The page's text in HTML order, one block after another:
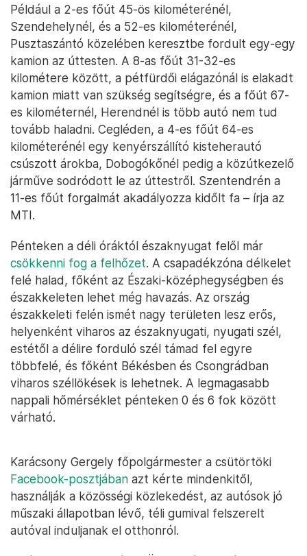
Például a 2-es főút 45-ös kilométerénél,
Szendehelynél, és a 52-es kilométerénél,
Pusztaszántó közelében keresztbe fordult egy-egy
kamion az úttesten. A 8-as főút 31-32-es
kilométere között, a pétfürdői elágazónál is elakadt
kamion miatt van szükség segítségre, és a főút 67-
es kilométernél, Herendnél is több autó nem tud
tovább haladni. Cegléden, a 4-es főút 64-es
kilométerénél egy kenyérszállító kisteherautó
csúszott árokba, Dobogókőnél pedig a közútkezelő
járműve sodródott le az úttestről. Szentendrén a
11-es főút forgalmát akadályozza kidőlt fa – írja az
MTI.
Pénteken a déli óráktól északnyugat felől már
csökkenni fog a felhőzet. A csapadékzóna délkelet
felé halad, főként az Északi-középhegységben és
északkeleten lehet még havazás. Az ország
északkeleti felén ismét nagy területen lesz erős,
helyenként viharos az északnyugati, nyugati szél,
estétől a délire forduló szél támad fel egyre
többfelé, és főként Békésben és Csongrádban
viharos széllökések is lehetnek. A legmagasabb
nappali hőmérséklet pénteken 0 és 6 fok között
várható.
Karácsony Gergely főpolgármester a csütörtöki
Facebook-posztjában azt kérte mindenkitől,
használják a közösségi közlekedést, az autósok jó
műszaki állapotban lévő, téli gumival felszerelt
autóval induljanak el otthonról.